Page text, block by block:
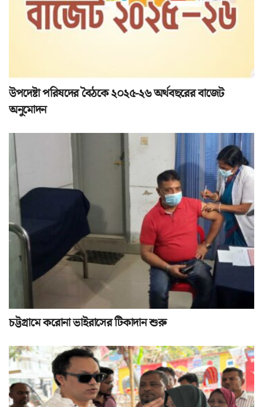
উপদেষ্টা পরিষদের বৈঠকে ২০২৫-২৬ অর্থবছরের বাজেট
অনুমোদন
চট্টগ্রামে করোনা ভাইরাসের টিকাদান শুরু